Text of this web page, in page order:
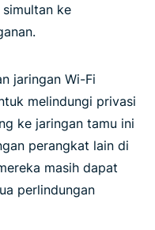
ke
jaringan Wi-Fi
melindungi privasi
ke jaringan tamu ini
perangkat lain di
masih dapat
perlindungan